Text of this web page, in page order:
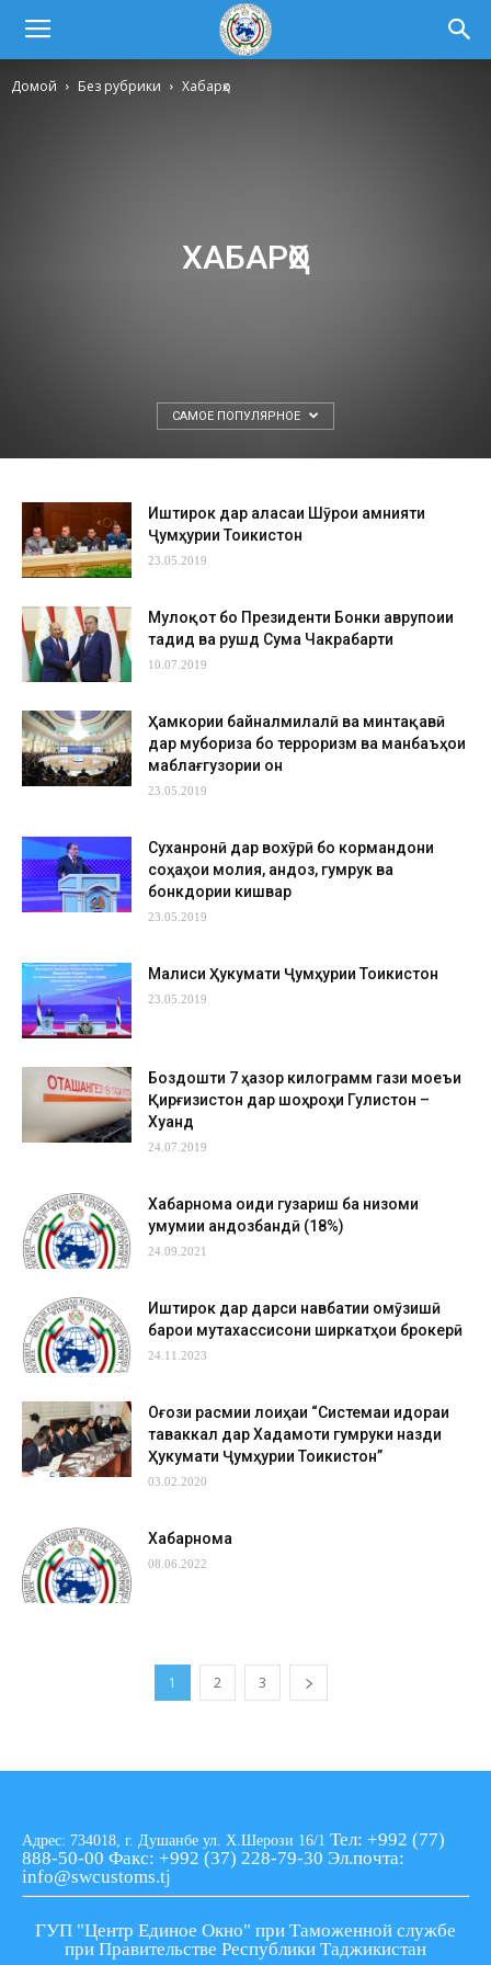
Домой Без рубрики Хабарҳо
ХАБАРҲО
САМОЕ ПОПУЛЯРНОЕ
Иштирок дар ҷаласаи Шӯрои амнияти
Ҷумҳурии Тоҷикистон
23.05.2019
Мулоқот бо Президенти Бонки аврупоии
таҷдид ва рушд Сума Чакрабарти
10.07.2019
Ҳамкории байналмилалӣ ва минтақавӣ
дар мубориза бо терроризм ва манбаъҳои
маблағгузории он
23.05.2019
Суханронӣ дар вохӯрӣ бо кормандони
соҳаҳои молия, андоз, гумрук ва
бонкдории кишвар
23.05.2019
Маҷлиси Ҳукумати Ҷумҳурии Тоҷикистон
23.05.2019
Боздошти 7 ҳазор килограмм гази моеъи
Қирғизистон дар шоҳроҳи Гулистон –
Хуҷанд
24.07.2019
Хабарнома оиди гузариш ба низоми
умумии андозбандӣ (18%)
24.09.2021
Иштирок дар дарси навбатии омӯзишӣ
барои мутахассисони ширкатҳои брокерӣ
24.11.2023
Оғози расмии лоиҳаи “Системаи идораи
таваккал дар Хадамоти гумруки назди
Ҳукумати Ҷумҳурии Тоҷикистон”
03.02.2020
Хабарнома
08.06.2022
1 2 3
Адрес: 734018, г. Душанбе ул. Х.Шерози 16/1 Тел: +992 (77)
888-50-00 Факс: +992 (37) 228-79-30 Эл.почта:
info@swcustoms.tj
ГУП "Центр Единое Окно" при Таможенной службе
при Правительстве Республики Таджикистан